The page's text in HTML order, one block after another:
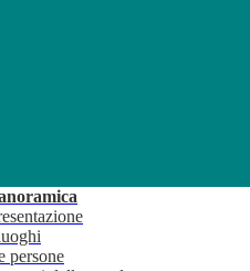
persone